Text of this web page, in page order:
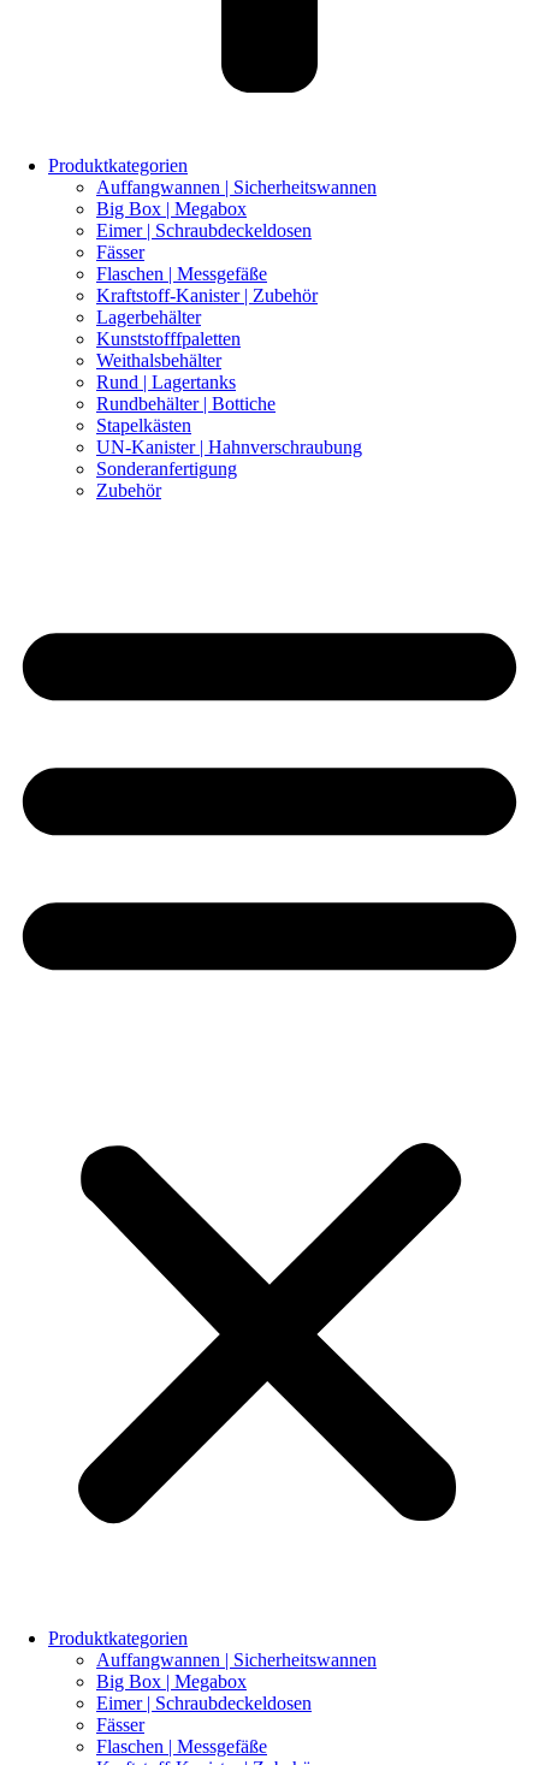
Produktkategorien
Auffangwannen | Sicherheitswannen
Big Box | Megabox
Eimer | Schraubdeckeldosen
Fässer
Flaschen | Messgefäße
Kraftstoff-Kanister | Zubehör
Lagerbehälter
Kunststofffpaletten
Weithalsbehälter
Rund | Lagertanks
Rundbehälter | Bottiche
Stapelkästen
UN-Kanister | Hahnverschraubung
Sonderanfertigung
Zubehör
Produktkategorien
Auffangwannen | Sicherheitswannen
Big Box | Megabox
Eimer | Schraubdeckeldosen
Fässer
Flaschen | Messgefäße